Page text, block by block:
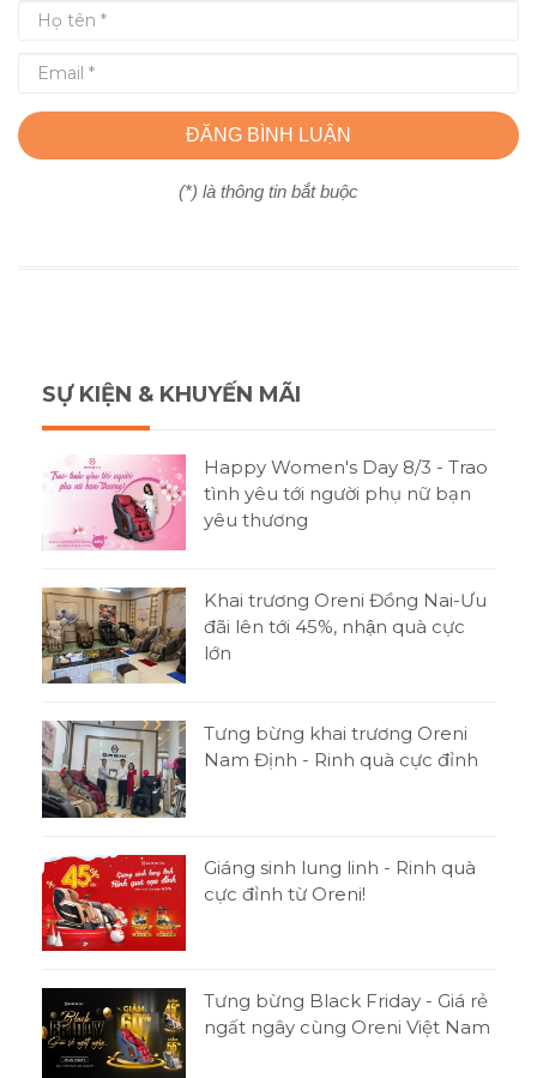
ĐĂNG BÌNH LUẬN
(*) là thông tin bắt buộc
SỰ KIỆN & KHUYẾN MÃI
Happy Women's Day 8/3 - Trao
tình yêu tới người phụ nữ bạn
yêu thương
Khai trương Oreni Đồng Nai-Ưu
đãi lên tới 45%, nhận quà cực
lớn
Tưng bừng khai trương Oreni
Nam Định - Rinh quà cực đỉnh
Giáng sinh lung linh - Rinh quà
cực đỉnh từ Oreni!
Tưng bừng Black Friday - Giá rẻ
ngất ngây cùng Oreni Việt Nam